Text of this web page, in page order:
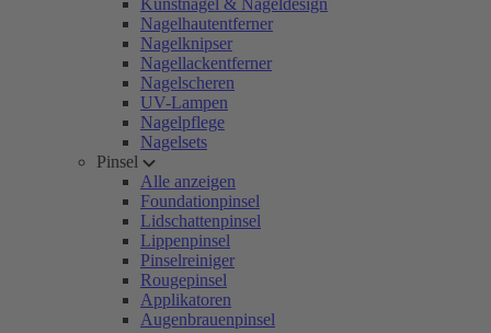
Kunstnägel & Nageldesign
Nagelhautentferner
Nagelknipser
Nagellackentferner
Nagelscheren
UV-Lampen
Nagelpflege
Nagelsets
Pinsel
Alle anzeigen
Foundationpinsel
Lidschattenpinsel
Lippenpinsel
Pinselreiniger
Rougepinsel
Applikatoren
Augenbrauenpinsel